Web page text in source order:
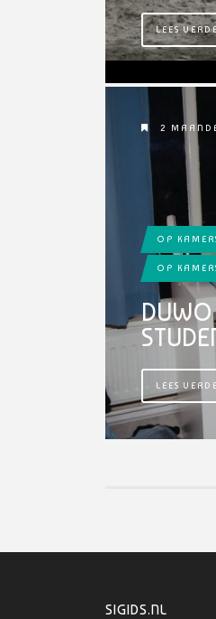
LEES
2
OP
OP
DUWO
LEES
SIGIDS.NL